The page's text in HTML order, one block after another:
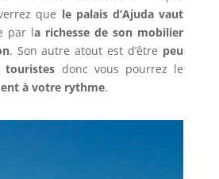
que le palais d’Ajuda vaut
par la richesse de son mobilier
. Son autre atout est d’être peu
touristes donc vous pourrez le
à votre rythme.